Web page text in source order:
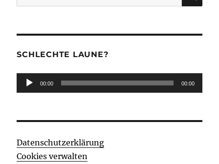
nach:
SCHLECHTE LAUNE?
Audio-
Player
00:00 00:00
Datenschutzerklärung
Cookies verwalten